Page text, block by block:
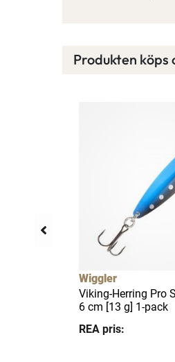
Produkten
Wiggler
Viking-Herring Pro
6 cm [13 g] 1-pack
REA pris: